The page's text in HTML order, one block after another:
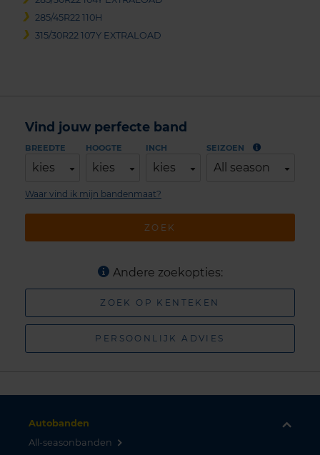
285/45R22 110H
315/30R22 107Y EXTRALOAD
Vind jouw perfecte band
BREEDTE
kies
HOOGTE
kies
INCH
kies
SEIZOEN
All season
ZOEK
Waar vind ik mijn bandenmaat?
Andere zoekopties:
ZOEK OP KENTEKEN
PERSOONLIJK ADVIES
Autobanden
All-seasonbanden